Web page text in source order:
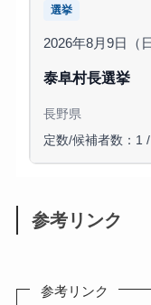
選挙
2026年8月9日（日
泰阜村長選挙
長野県
定数/候補者数：1
参考リンク
参考リンク